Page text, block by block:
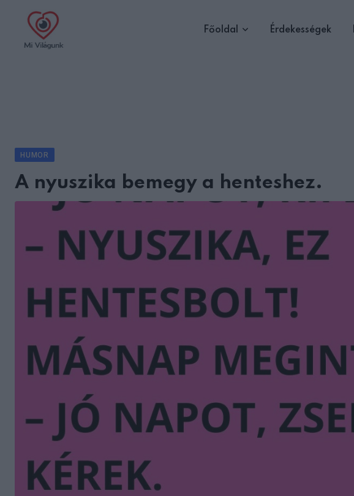
content
Főoldal Érdekességek
HUMOR
A nyuszika bemegy a henteshez.